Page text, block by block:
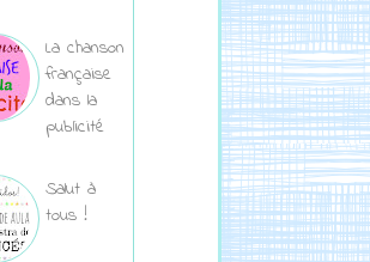
La chanson
française
dans la
publicité
Salut à
tous !